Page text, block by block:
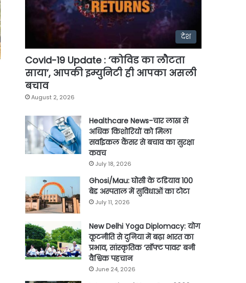
देश
Covid-19 Update : ‘कोविड का लौटता
साया’, आपकी इम्युनिटी ही आपका असली
बचाव
August 2, 2026
Healthcare News-चार लाख से
अधिक किशोरियों को मिला
सर्वाइकल कैंसर से बचाव का सुरक्षा
कवच
July 18, 2026
Ghosi/Mau: घोसी के टडियाव 100
बेड अस्पताल में सुविधाओं का टोटा
July 11, 2026
New Delhi Yoga Diplomacy: योग
कूटनीति से दुनिया में बढ़ा भारत का
प्रभाव, सांस्कृतिक ‘सॉफ्ट पावर’ बनी
वैश्विक पहचान
June 24, 2026